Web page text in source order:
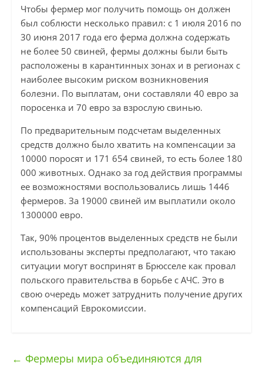
Чтобы фермер мог получить помощь он должен
был соблюсти несколько правил: с 1 июля 2016 по
30 июня 2017 года его ферма должна содержать
не более 50 свиней, фермы должны были быть
расположены в карантинных зонах и в регионах с
наиболее высоким риском возникновения
болезни. По выплатам, они составляли 40 евро за
поросенка и 70 евро за взрослую свинью.
По предварительным подсчетам выделенных
средств должно было хватить на компенсации за
10000 поросят и 171 654 свиней, то есть более 180
000 животных. Однако за год действия программы
ее возможностями воспользовались лишь 1446
фермеров. За 19000 свиней им выплатили около
1300000 евро.
Так, 90% процентов выделенных средств не были
использованы эксперты предполагают, что такаю
ситуации могут воспринят в Брюсселе как провал
польского правительства в борьбе с АЧС. Это в
свою очередь может затруднить получение других
компенсаций Еврокомиссии.
← Фермеры мира объединяются для